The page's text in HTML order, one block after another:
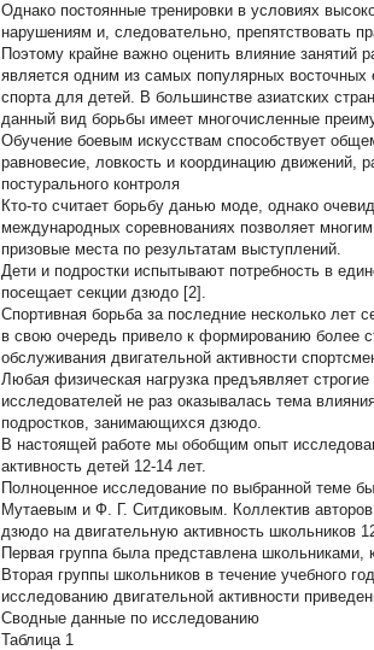
Однако постоянные тренировки в условиях
нарушениям и, следовательно, препятствовать
Поэтому крайне важно оценить влияние
является одним из самых популярных
спорта для детей. В большинстве азиатских
данный вид борьбы имеет многочисленные
Обучение боевым искусствам способствует
равновесие, ловкость и координацию движений,
постурального контроля
Кто-то считает борьбу данью моде, однако
международных соревнованиях позволяет
призовые места по результатам выступлений.
Дети и подростки испытывают потребность в
посещает секции дзюдо [2].
Спортивная борьба за последние несколько лет
в свою очередь привело к формированию более
обслуживания двигательной активности
Любая физическая нагрузка предъявляет
исследователей не раз оказывалась тема
подростков, занимающихся дзюдо.
В настоящей работе мы обобщим опыт
активность детей 12-14 лет.
Полноценное исследование по выбранной теме
Мутаевым и Ф. Г. Ситдиковым. Коллектив
дзюдо на двигательную активность школьников
Первая группа была представлена школьниками,
Вторая группы школьников в течение учебного
исследованию двигательной активности
Сводные данные по исследованию
Таблица 1